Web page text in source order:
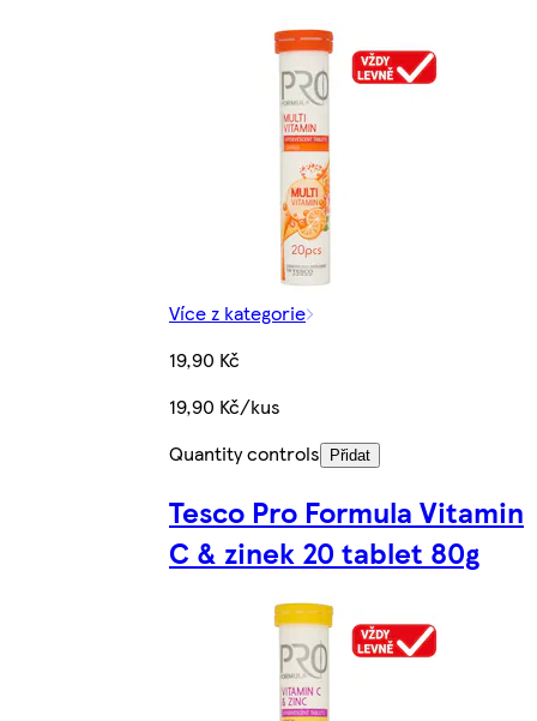
Více z kategorie
19,90 Kč
19,90 Kč/kus
Quantity controls
Přidat
Tesco Pro Formula Vitamin
C & zinek 20 tablet 80g